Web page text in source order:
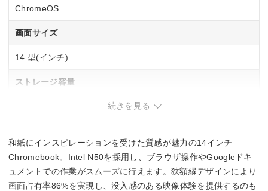
ChromeOS
画面サイズ
14 型(インチ)
ストレージ容量
標準4GB(オンボード)/最大4GB[増設・交換不可]
インターフェース
続きを見る
和紙にインスピレーションを受けた質感が魅力の14インチ
Chromebook。Intel N50を採用し、ブラウザ操作やGoogleドキ
ュメントでの作業がスムーズに行えます。狭額縁デザインにより
画面占有率86%を実現し、没入感のある映像体験を提供するのも